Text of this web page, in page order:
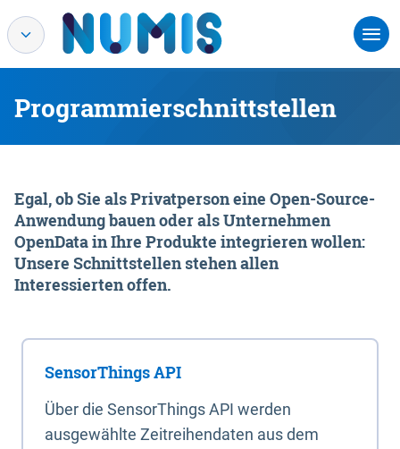
Programmierschnittstellen
Egal, ob Sie als Privatperson eine Open-Source-
Anwendung bauen oder als Unternehmen
OpenData in Ihre Produkte integrieren wollen:
Unsere Schnittstellen stehen allen
Interessierten offen.
SensorThings API
Über die SensorThings API werden
ausgewählte Zeitreihendaten aus dem